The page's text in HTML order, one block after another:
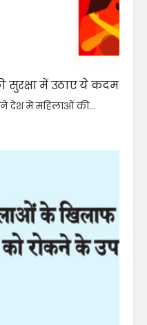
सुरक्षा में उठाए ये कदम
ने देश में महिलाओं की...